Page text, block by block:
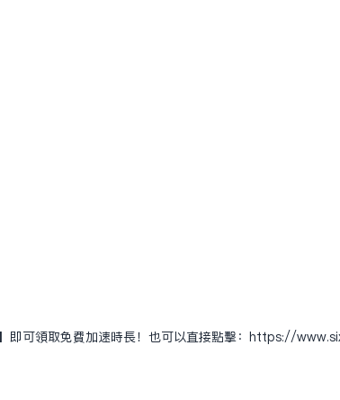
可领取免费加速时长！也可以直接点击： https://